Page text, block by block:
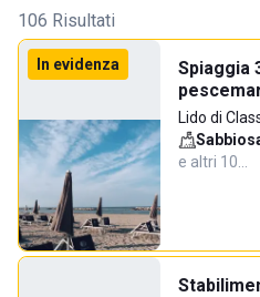
106 Risultati
In evidenza
Spiaggia
Lido di
e altri 10…